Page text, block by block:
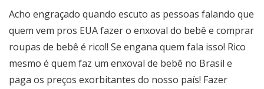
Acho engraçado quando escuto as pessoas falando que
quem vem pros EUA fazer o enxoval do bebê e comprar
roupas de bebê é rico!! Se engana quem fala isso! Rico
mesmo é quem faz um enxoval de bebê no Brasil e
paga os preços exorbitantes do nosso país! Fazer